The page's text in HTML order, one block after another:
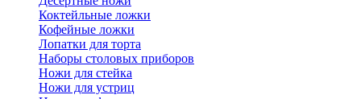
Коктейльные ложки
Кофейные ложки
Лопатки для торта
Наборы столовых приборов
Ножи для стейка
Ножи для устриц